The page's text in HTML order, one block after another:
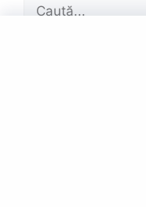
după: